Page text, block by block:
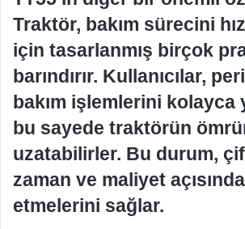
Traktör, bakım sürecini
için tasarlanmış birçok
barındırır. Kullanıcılar,
bakım işlemlerini kolayca
bu sayede traktörün
uzatabilirler. Bu durum,
zaman ve maliyet
etmelerini sağlar.